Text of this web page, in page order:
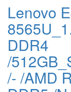
Lenovo
DDR4
/
/- /AMD